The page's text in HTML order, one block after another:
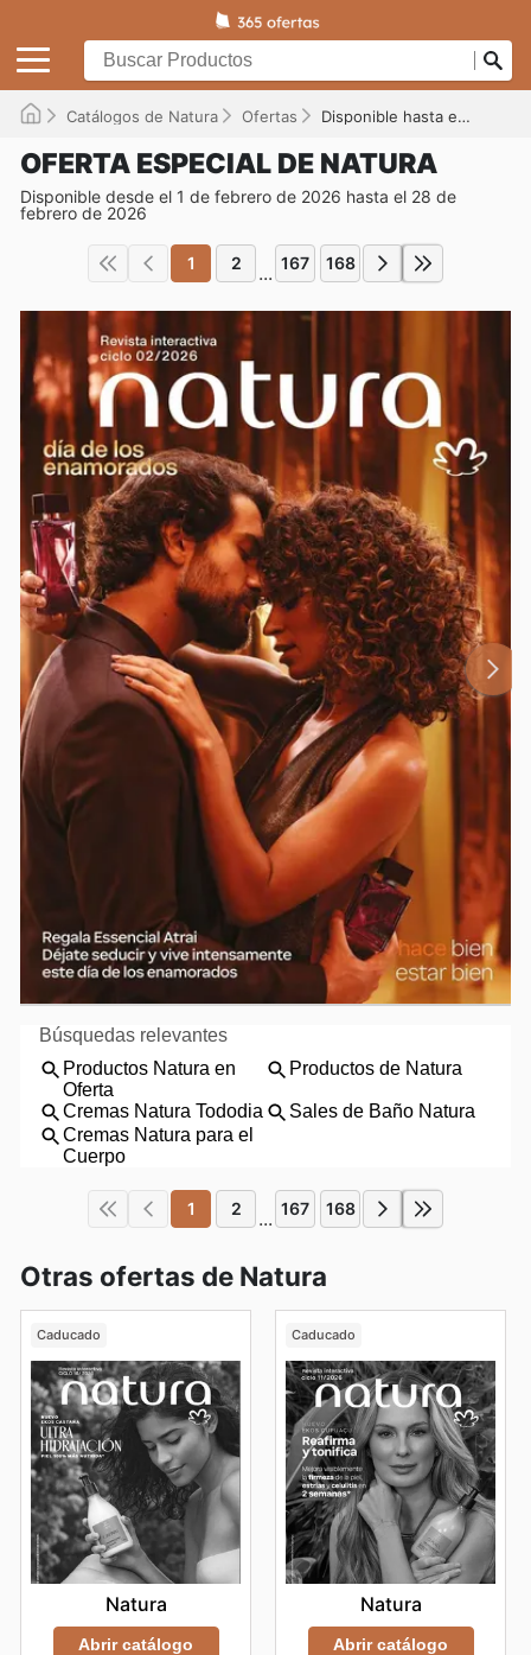
Catálogos de Natura Ofertas Disponible hasta el 28/02/2026
OFERTA ESPECIAL DE NATURA
Disponible desde el 1 de febrero de 2026 hasta el 28 de
febrero de 2026
1 2 ... 167 168
1 2 ... 167 168
Otras ofertas de Natura
Caducado
Natura
Abrir catálogo
Caducado
Natura
Abrir catálogo